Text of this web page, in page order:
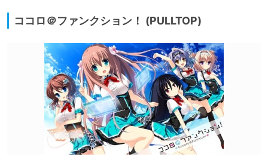
ココロ＠ファンクション！ (PULLTOP)